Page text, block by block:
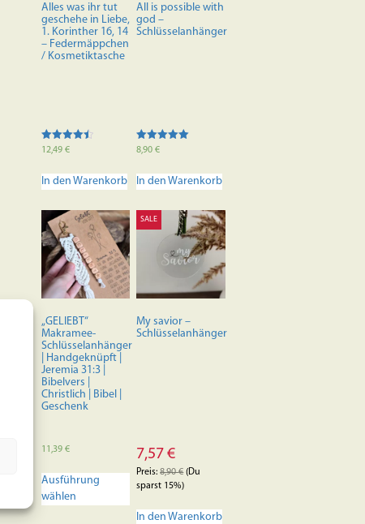
Alles was ihr tut
geschehe in Liebe,
1. Korinther 16, 14
– Federmäppchen
/ Kosmetiktasche
Bewertet
von 5
12,49 €
In den Warenkorb
All is possible with
god –
Schlüsselanhänger
Bewertet mit
8,90€
In den Warenkorb
„GELIEBT“
Makramee-
Schlüsselanhänger
| Handgeknüpft |
Jeremia 31:3 |
Bibelvers |
Christlich | Bibel |
Geschenk
11,39 €
Ausführung
wählen
Dieses
Produkt
mehrere
SALE
My savior –
Schlüsselanhänger
7,57€
Preis:8,90€(Du
sparst 15%)
In den Warenkorb